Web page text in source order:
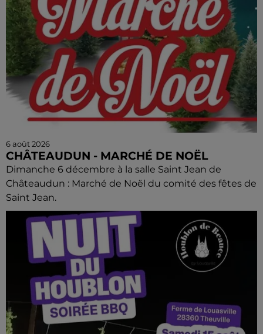
6 août 2026
CHÂTEAUDUN - MARCHÉ DE NOËL
Dimanche 6 décembre à la salle Saint Jean de
Châteaudun : Marché de Noël du comité des fêtes de
Saint Jean.